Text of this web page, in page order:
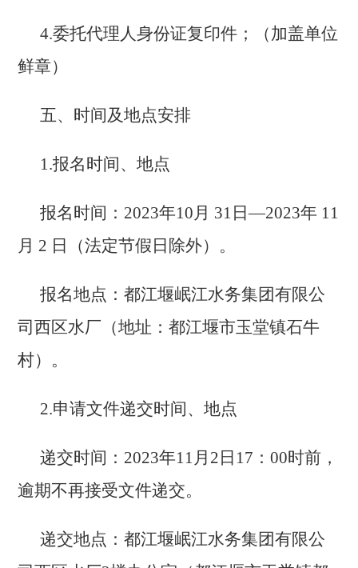
4.委托代理人身份证复印件 ；
（加盖单位
鲜章）
五、时间及地点安排
1.报名时间、地点
报名时间： 2023年10月 31 日—2023年 11
月 2 日（法定节假日除外）。
报名地点：都江堰岷江水务集团有限公
司西区水厂（地址：都江堰市玉堂镇石牛
村）。
2.申请文件递交时间、地点
递交时间： 2023年11月 2 日 17 ：00时前，
逾期不再接受文件递交。
递交地点：都江堰岷江水务集团有限公